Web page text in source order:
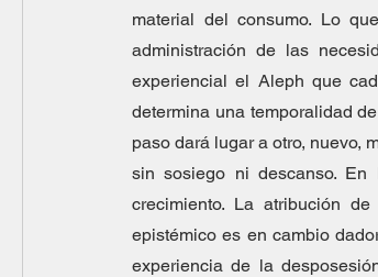
material del consumo. Lo
administración de las
experiencial el Aleph que
determina una temporalidad
paso dará lugar a otro, nuevo,
sin sosiego ni descanso. En
crecimiento. La atribución
epistémico es en cambio
experiencia de la